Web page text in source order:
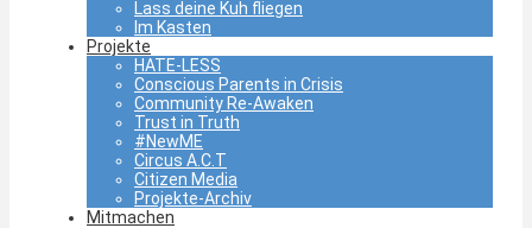
Lass deine Kuh fliegen
Im Kasten
Projekte
HATE-LESS
Conscious Parents in Crisis
Community Re-Awaken
Trust in Truth
#NewME
Circus A.C.T
Citizen Media
Projekte-Archiv
Mitmachen